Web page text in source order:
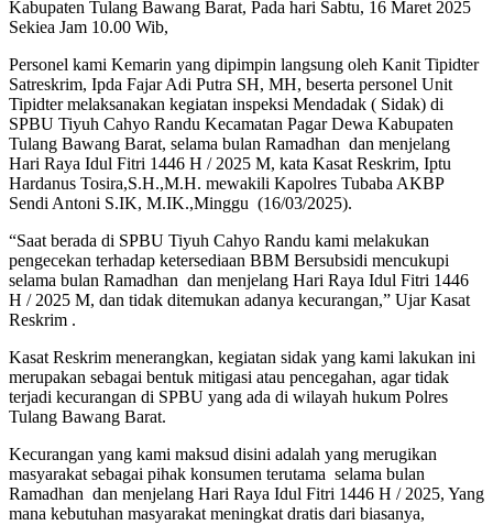
Kabupaten Tulang Bawang Barat, Pada hari Sabtu, 16 Maret 2025
Sekiea Jam 10.00 Wib,
Personel kami Kemarin yang dipimpin langsung oleh Kanit Tipidter
Satreskrim, Ipda Fajar Adi Putra SH, MH, beserta personel Unit
Tipidter melaksanakan kegiatan inspeksi Mendadak ( Sidak) di
SPBU Tiyuh Cahyo Randu Kecamatan Pagar Dewa Kabupaten
Tulang Bawang Barat, selama bulan Ramadhan dan menjelang
Hari Raya Idul Fitri 1446 H / 2025 M, kata Kasat Reskrim, Iptu
Hardanus Tosira,S.H.,M.H. mewakili Kapolres Tubaba AKBP
Sendi Antoni S.IK, M.IK.,Minggu (16/03/2025).
“Saat berada di SPBU Tiyuh Cahyo Randu kami melakukan
pengecekan terhadap ketersediaan BBM Bersubsidi mencukupi
selama bulan Ramadhan dan menjelang Hari Raya Idul Fitri 1446
H / 2025 M, dan tidak ditemukan adanya kecurangan,” Ujar Kasat
Reskrim .
Kasat Reskrim menerangkan, kegiatan sidak yang kami lakukan ini
merupakan sebagai bentuk mitigasi atau pencegahan, agar tidak
terjadi kecurangan di SPBU yang ada di wilayah hukum Polres
Tulang Bawang Barat.
Kecurangan yang kami maksud disini adalah yang merugikan
masyarakat sebagai pihak konsumen terutama selama bulan
Ramadhan dan menjelang Hari Raya Idul Fitri 1446 H / 2025, Yang
mana kebutuhan masyarakat meningkat dratis dari biasanya,